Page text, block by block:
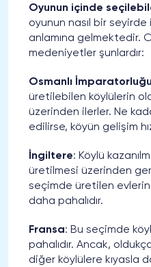
Oyunun içinde
oyunun nasıl bir
anlamına gelmektedir.
medeniyetler şunlardır:
Osmanlı İmparatorluğu
üretilebilen köylülerin
üzerinden ilerler. Ne
edilirse, köyün gelişim
İngiltere: Köylü
üretilmesi üzerinden
seçimde üretilen evlerin
daha pahalıdır.
Fransa: Bu seçimde
pahalıdır. Ancak,
diğer köylülere kıyasla